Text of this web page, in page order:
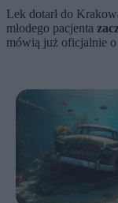
Lek dotarł do
młodego pacjenta
mówią już oficjalnie o